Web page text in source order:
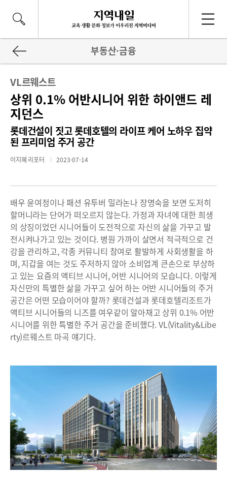
부동산·금융
VL르웨스트
상위 0.1% 어반시니어 위한 하이앤드 레
지던스
롯데건설이 짓고 롯데호텔의 라이프 케어 노하우 집약
된 프리미엄 주거 공간
이지혜 리포터 2023-07-14
배우 윤여정이나 패션 유투버 밀라논나 장명숙을 보면 도저히
할머니라는 단어가 떠오르지 않는다. 가정과 자녀에 대한 희생
의 상징이었던 시니어들이 도전적으로 자신의 삶을 가꾸고 발
전시켜나가고 있는 것이다. 병원 가까이 살면서 적극적으로 건
강을 관리하고, 각종 커뮤니티 참여로 활발하게 사회생활을 하
며, 지갑을 여는 것도 주저하지 않아 소비업계 큰손으로 부상하
고 있는 요즘의 액티브 시니어, 어반 시니어의 모습니다. 이렇게
자신만의 특별한 삶을 가꾸고 싶어 하는 어반 시니어들의 주거
공간은 어떤 모습이어야 할까? 롯데건설과 롯데호텔리조트가
액티브 시니어들의 니즈를 여우같이 알아채고 상위 0.1% 어반
시니어를 위한 특별한 주거 공간을 준비했다. VL(Vitality&Libe
rty)르웨스트 마곡 얘기다.